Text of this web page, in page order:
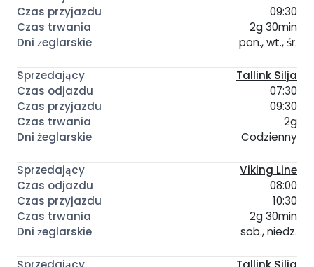
09:30
2g 30min
pon., wt., śr.
Tallink Silja
07:30
09:30
2g
Codzienny
Viking Line
08:00
10:30
2g 30min
sob., niedz.